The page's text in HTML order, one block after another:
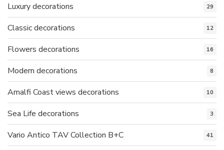
Luxury decorations 29
Classic decorations 12
Flowers decorations 16
Modern decorations 8
Amalfi Coast views decorations 10
Sea Life decorations 3
Vario Antico TAV Collection B+C 41